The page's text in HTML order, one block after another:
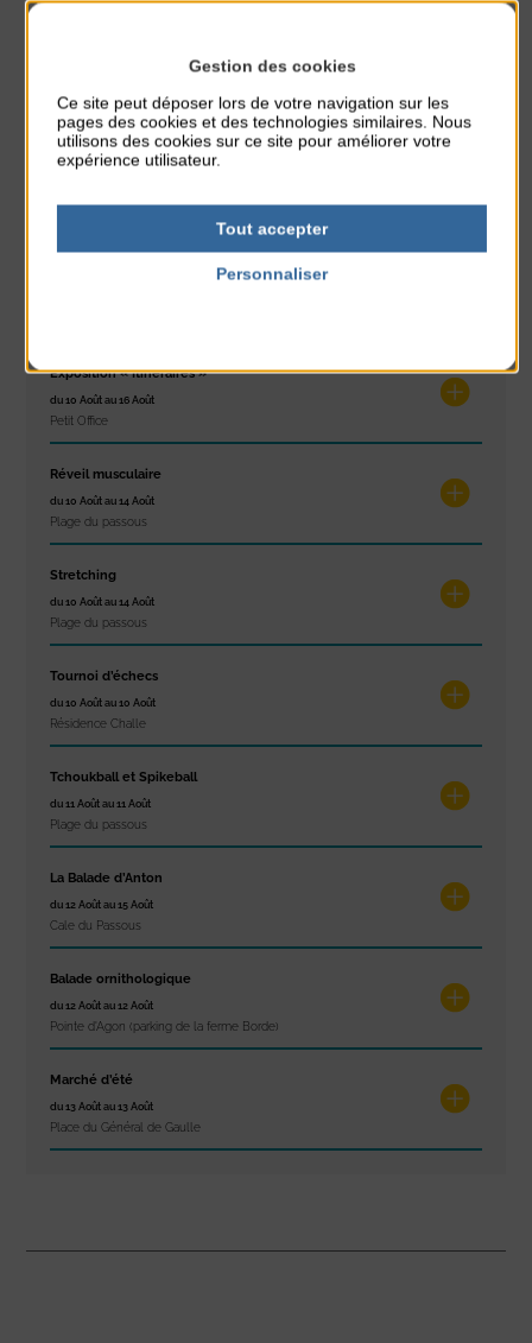
À noter aussi
Glisse & Environnement
Exposition « Itinéraires »
du 10 Août au 16 Août
Petit Office
Réveil musculaire
du 10 Août au 14 Août
Plage du passous
Stretching
du 10 Août au 14 Août
Plage du passous
Tournoi d’échecs
du 10 Août au 10 Août
Résidence Challe
Tchoukball et Spikeball
du 11 Août au 11 Août
Plage du passous
La Balade d’Anton
du 12 Août au 15 Août
Cale du Passous
Balade ornithologique
du 12 Août au 12 Août
Pointe d'Agon (parking de la ferme Borde)
Marché d’été
du 13 Août au 13 Août
Place du Général de Gaulle
Gestion des cookies
Ce site peut déposer lors de votre navigation sur les
pages des cookies et des technologies similaires. Nous
utilisons des cookies sur ce site pour améliorer votre
expérience utilisateur.
Tout accepter
Personnaliser